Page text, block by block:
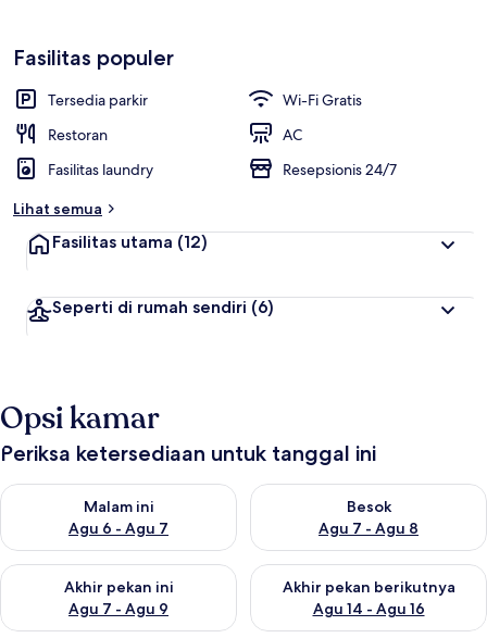
Fasilitas populer
Tersedia parkir
Wi-Fi Gratis
Restoran
AC
Fasilitas laundry
Resepsionis 24/7
Lihat semua
Fasilitas utama (12)
Seperti di rumah sendiri (6)
Opsi kamar
Periksa ketersediaan untuk tanggal ini
Malam ini
Agu 6 - Agu 7
Periksa ketersediaan untuk malam ini Agu 6 - Agu 7
Besok
Agu 7 - Agu 8
Periksa ketersediaan untuk
Akhir pekan ini
Agu 7 - Agu 9
Periksa ketersediaan untuk akhir pekan ini Agu 7 - Agu 9
Akhir pekan berikutnya
Agu 14 - Agu 16
Periksa ketersediaan untuk